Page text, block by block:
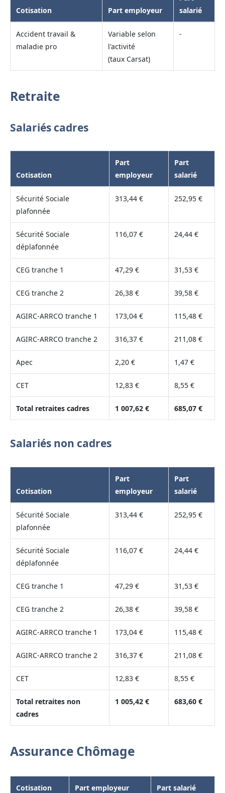
Cotisation Part employeur
salarié
Accident travail &
maladie pro
Variable selon
l'activité
(taux Carsat)
-
Retraite
Salariés cadres
Cotisation
Part
employeur
Part
salarié
Sécurité Sociale
plafonnée
313,44 € 252,95 €
Sécurité Sociale
déplafonnée
116,07 € 24,44 €
CEG tranche 1 47,29 € 31,53 €
CEG tranche 2 26,38 € 39,58 €
AGIRC-ARRCO tranche 1 173,04 € 115,48 €
AGIRC-ARRCO tranche 2 316,37 € 211,08 €
Apec 2,20 € 1,47 €
CET 12,83 € 8,55 €
Total retraites cadres 1 007,62 € 685,07 €
Salariés non cadres
Cotisation
Part
employeur
Part
salarié
Sécurité Sociale
plafonnée
313,44 € 252,95 €
Sécurité Sociale
déplafonnée
116,07 € 24,44 €
CEG tranche 1 47,29 € 31,53 €
CEG tranche 2 26,38 € 39,58 €
AGIRC-ARRCO tranche 1 173,04 € 115,48 €
AGIRC-ARRCO tranche 2 316,37 € 211,08 €
CET 12,83 € 8,55 €
Total retraites non
cadres
1 005,42 € 683,60 €
Assurance Chômage
Cotisation Part employeur Part salarié